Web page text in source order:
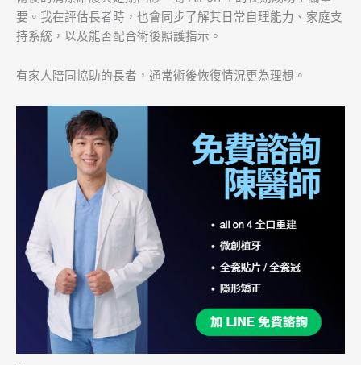
要。我在評估長者時，也會同步了解其日常自理能力、家庭支
持系統，以及能否配合術後照護指示。
有家人陪同協助的長者，通常術後恢復情況更為理想。